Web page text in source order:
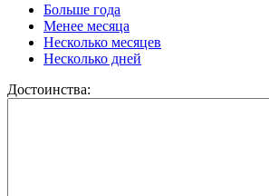
Больше года
Менее месяца
Несколько месяцев
Несколько дней
Достоинства: